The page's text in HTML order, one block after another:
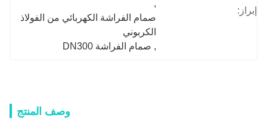
إبراز:
,
الكربوني
, صمام الفراشة DN300
وصف المنتج